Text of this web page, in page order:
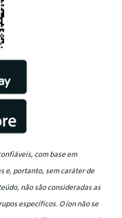
com base em
e, portanto, sem caráter de
não são consideradas as
específicos. O íon não se